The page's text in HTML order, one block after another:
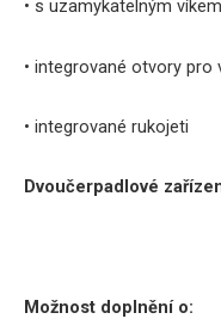
• s uzamykatelným víkem
• integrované otvory
• integrované rukojeti
Dvoučerpadlové
Možnost doplnění o: